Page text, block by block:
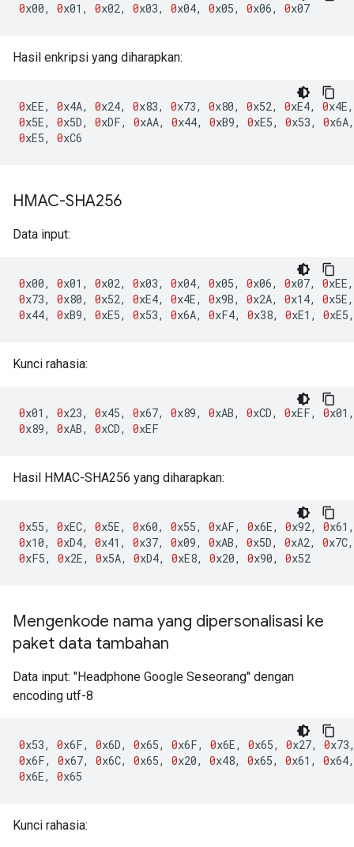
0x00, 0x01 , 0x02, 0x03, 0x04, 0x05, 0x06, 0x07
Hasil enkripsi yang diharapkan:
0xEE, 0x4A, 0x24, 0x83, 0x73, 0x80, 0x52, 0xE4, 0x4E,
0x5E, 0x5D, 0xDF, 0xAA, 0x44, 0xB9, 0xE5, 0x53, 0x6A,
0xE5, 0xC6
HMAC-SHA256
Data input:
0x00, 0x01 , 0x02, 0x03, 0x04, 0x05, 0x06, 0x07, 0xEE,
0x73, 0x80, 0x52, 0xE4, 0x4E, 0x9B, 0x2A, 0x14, 0x5E,
0x44, 0xB9, 0xE5, 0x53, 0x6A, 0xF4, 0x38, 0xE1 , 0xE5,
Kunci rahasia:
0x01 , 0x23, 0x45, 0x67, 0x89, 0xAB, 0xCD, 0xEF, 0x01 ,
0x89, 0xAB, 0xCD, 0xEF
Hasil HMAC-SHA256 yang diharapkan:
0x55, 0xEC, 0x5E, 0x60, 0x55, 0xAF, 0x6E, 0x92, 0x61 ,
0x10, 0xD4, 0x41 , 0x37, 0x09, 0xAB, 0x5D, 0xA2, 0x7C,
0xF5, 0x2E, 0x5A, 0xD4, 0xE8, 0x20, 0x90, 0x52
Mengenkode nama yang dipersonalisasi ke
paket data tambahan
Data input: "Headphone Google Seseorang" dengan
encoding utf-8
0x53, 0x6F, 0x6D, 0x65, 0x6F, 0x6E, 0x65, 0x27, 0x73
0x6F, 0x67, 0x6C, 0x65, 0x20, 0x48, 0x65, 0x61 , 0x64,
0x6E, 0x65
Kunci rahasia: